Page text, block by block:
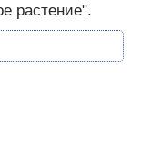
растение".